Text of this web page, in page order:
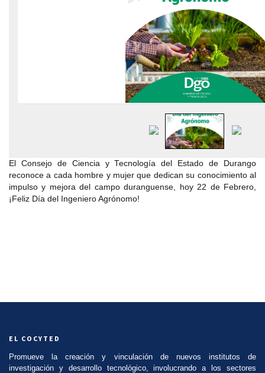
El Consejo de Ciencia y Tecnología del Estado de Durango
reconoce a cada hombre y mujer que dedican su conocimiento al
impulso y mejora del campo duranguense, hoy 22 de Febrero,
¡Feliz Día del Ingeniero Agrónomo!
EL COCYTED
Promueve la creación y vinculación de nuevos institutos de
investigación y desarrollo tecnológico, involucrando a los sectores